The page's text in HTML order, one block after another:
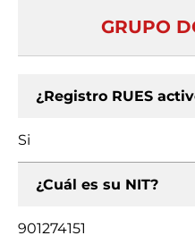
GRUPO
¿Registro RUES
Si
¿Cuál es su NIT?
901274151